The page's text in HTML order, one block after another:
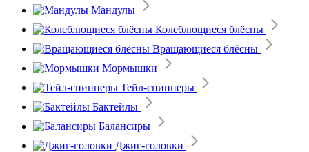
Мандулы
Колеблющиеся блёсны
Вращающиеся блёсны
Мормышки
Тейл-спиннеры
Бактейлы
Балансиры
Джиг-головки